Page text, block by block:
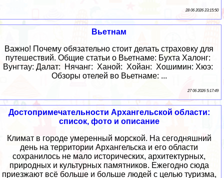
28 06 2026 23:15:50
Вьетнам
Важно! Почему обязательно стоит делать страховку для
путешествий. Общие статьи о Вьетнаме: Бухта Халонг:
Вунгтау: Далат: Нячанг: Ханой: Хойан: Хошимин: Хюэ:
Обзоры отелей во Вьетнаме: ...
27 06 2026 5:17:49
Достопримечательности Архангельской области:
список, фото и описание
Климат в городе умеренный морской. На сегодняшний
день на территории Архангельска и его области
сохранилось не мало исторических, архитектурных,
природных и культурных памятников. Ежегодно сюда
приезжают всё больше и больше людей с целью туризма,